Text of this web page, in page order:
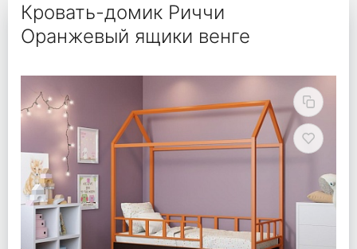
Кровать-домик Риччи
Оранжевый ящики венге